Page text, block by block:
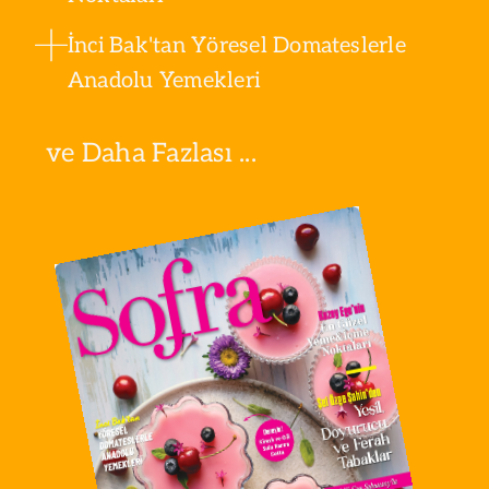
İnci Bak'tan Yöresel Domateslerle
Anadolu Yemekleri
ve Daha Fazlası ...